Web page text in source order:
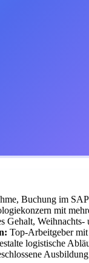
Buchung im
mit
Gehalt,
Top-Arbeitgeber
logistische